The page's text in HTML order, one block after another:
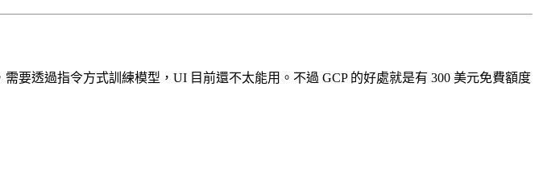
需要透過指令方式訓練模型，UI 目前還不太能用。不過 GCP 的好處就是有 300 美元免費額度